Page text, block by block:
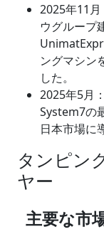
2025年11
ウグループ
ングマシン
した。
2025年5月
System7の
日本市場に
タンピン
ヤー
主要な市